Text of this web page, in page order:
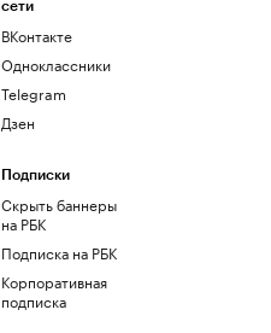
сети
ВКонтакте
Одноклассники
Telegram
Дзен
Подписки
Скрыть баннеры
на РБК
Подписка на РБК
Корпоративная
подписка